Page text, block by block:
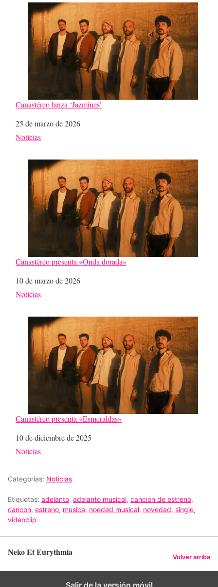
Canastéreo lanza ‘Jazmines’
Fecha
25 de marzo de 2026
Respecto a
Noticias
Canastéreo presenta «Onda dorada»
Fecha
10 de marzo de 2026
Respecto a
Noticias
Canastéreo presenta «Esmeraldas»
Fecha
10 de diciembre de 2025
Respecto a
Noticias
Categorías: Noticias
Etiquetas: adelanto, adelanto musical, cancion de estreno,
cancon, estreno, musica, noedad musical, novedad, single,
videoclip
Neko Et Eurythmia Volver arriba